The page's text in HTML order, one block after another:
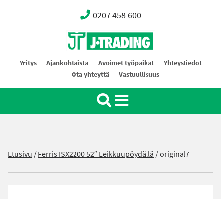
0207 458 600
Oy J-Trading Ab
Yritys Ajankohtaista Avoimet työpaikat
Yhteystiedot
Ota yhteyttä
Vastuullisuus
Etusivu /Ferris ISX2200 52″ Leikkuupöydällä /original7